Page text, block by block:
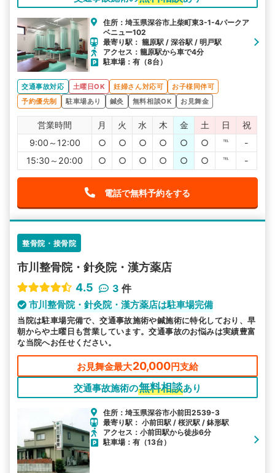
住所：埼玉県深谷市上柴町東3-1-4パークア
ベニュー102
最寄り駅： 籠原駅 / 深谷駅 / 明戸駅
アクセス：籠原駅から車で4分
駐車場：有（8台）
交通事故対応 土曜日OK 妊婦さん対応可
お子様同伴可
予約優先制
駐車場あり 鍼灸 無料相談OK お見舞金
営業時間 月 火 水 木 金 土 日
祝
9:00～12:00
○ ○ ○ ○ ○ ○ ℡
-
15:30～20:00
○ ○ ○ ○ ○ ○ ℡ -
電話で無料予約をする
整骨院・接骨院
市川整骨院・針灸院・漢方薬店
4.5
3 件
市川整骨院・針灸院・漢方薬店は駐車場完備
当院は駐車場完備で、交通事故施術や鍼施術に特化しており、早
朝からや土曜日も営業しています。交通事故のお悩みは実績豊富
な当院へお任せください。
お見舞金最大20,000円支給
交通事故施術の無料相談あり
住所：埼玉県深谷市小前田2539-3
最寄り駅： 小前田駅 / 桜沢駅 / 鉢形駅
アクセス：小前田駅から徒歩6分
駐車場：有（13台）